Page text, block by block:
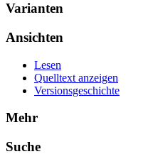
Varianten
Ansichten
Lesen
Quelltext anzeigen
Versionsgeschichte
Mehr
Suche